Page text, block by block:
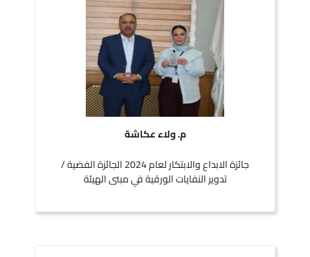
م. ولاء عكاشة
جائزة الابداع والابتكار لعام 2024 الجائزة الفضية /
تدوير النفايات الورقية في مبنى الهيئة